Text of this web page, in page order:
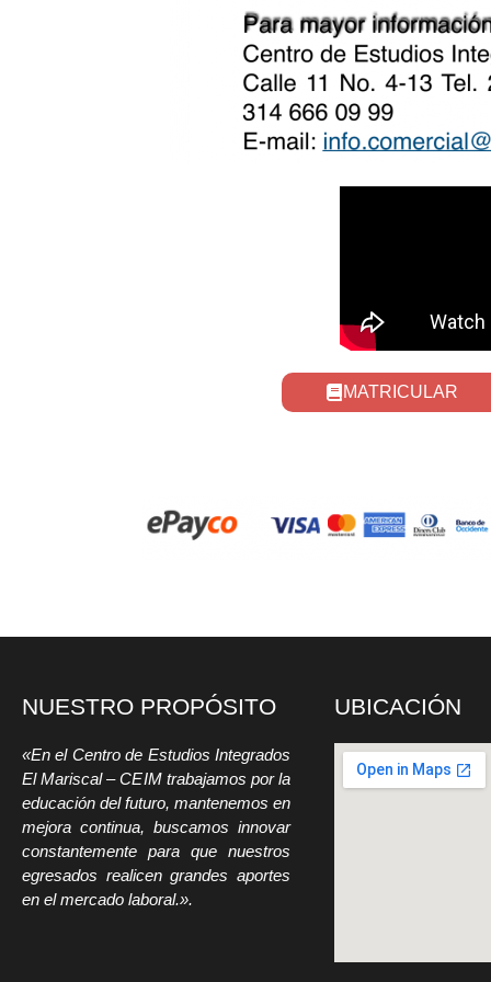
MATRICULAR
NUESTRO PROPÓSITO
«En el Centro de Estudios Integrados
El Mariscal – CEIM trabajamos por la
educación del futuro, mantenemos en
mejora continua, buscamos innovar
constantemente para que nuestros
egresados realicen grandes aportes
en el mercado laboral.».
UBICACIÓN